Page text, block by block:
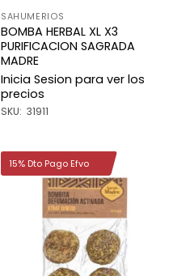
SAHUMERIOS
BOMBA HERBAL XL X3
PURIFICACION SAGRADA
MADRE
Inicia Sesion para ver los
precios
SKU: 31911
lista de
deseos
15% Dto Pago Efvo